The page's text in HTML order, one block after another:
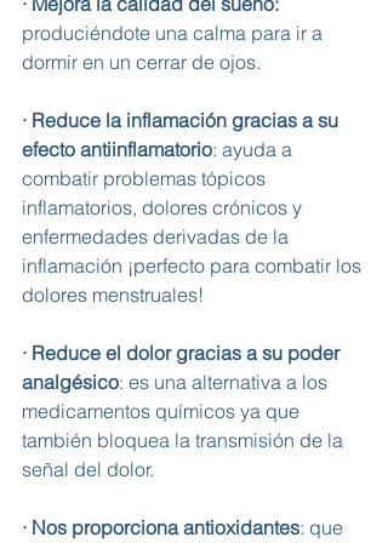
produciéndote una calma para ir a
dormir en un cerrar de ojos.
· Reduce la inflamación gracias a su
efecto antiinflamatorio: ayuda a
combatir problemas tópicos
inflamatorios, dolores crónicos y
enfermedades derivadas de la
inflamación ¡perfecto para combatir los
dolores menstruales!
· Reduce el dolor gracias a su poder
analgésico: es una alternativa a los
medicamentos químicos ya que
también bloquea la transmisión de la
señal del dolor.
· Nos proporciona antioxidantes: que